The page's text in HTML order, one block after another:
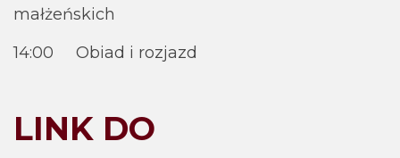
małżeńskich
14:00 Obiad i rozjazd
LINK DO